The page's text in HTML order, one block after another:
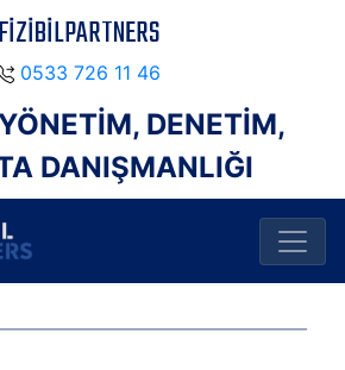
FİZİBİLPARTNERS
0533 726 11 46
DENETİM,
DANIŞMANLIĞI